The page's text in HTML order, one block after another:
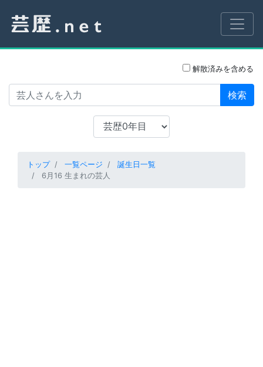
解散済みを含める
検索
トップ 一覧ページ
誕生日一覧
6月16 生まれの芸人